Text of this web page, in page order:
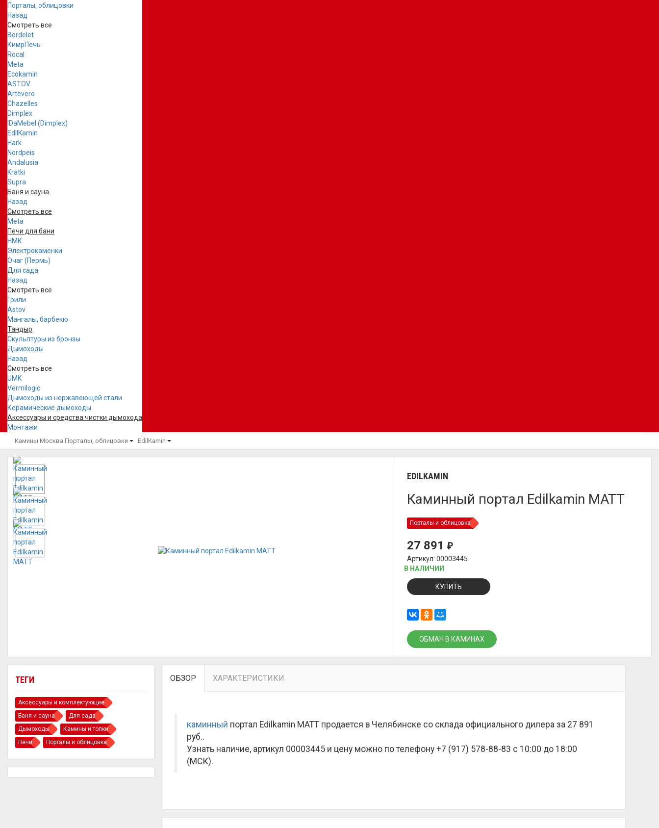
Порталы, облицовки
Назад
Смотреть все
Bordelet
КимрПечь
Rocal
Meta
Ecokamin
ASTOV
Artevero
Chazelles
Dimplex
IDaMebel (Dimplex)
EdilKamin
Hark
Nordpeis
Andalusia
Kratki
Supra
Баня и сауна
Назад
Смотреть все
Meta
Печи для бани
НМК
Электрокаменки
Очаг (Пермь)
Для сада
Назад
Смотреть все
Грили
Astov
Мангалы, барбекю
Тандыр
Скульптуры из бронзы
Дымоходы
Назад
Смотреть все
UMK
Vermilogic
Дымоходы из нержавеющей стали
Керамические дымоходы
Аксессуары и средства чистки дымохода
Монтажи
Камины Москва Порталы, облицовки EdilKamin
EDILKAMIN
Каминный портал Edilkamin MATT
Порталы и облицовка
27 891₽
Артикул: 00003445
В НАЛИЧИИ
КУПИТЬ
ОБМАН В КАМИНАХ
ТЕГИ
Аксессуары и комплектующие
Баня и сауна
Для сада
Дымоходы
Камины и топки
Печи
Порталы и облицовка
ОБЗОР ХАРАКТЕРИСТИКИ
каминный портал Edilkamin MATT продается в Челябинске со склада официального дилера за 27 891
руб..
Узнать наличие, артикул 00003445 и цену можно по телефону +7 (917) 578-88-83 с 10:00 до 18:00
(МСК).